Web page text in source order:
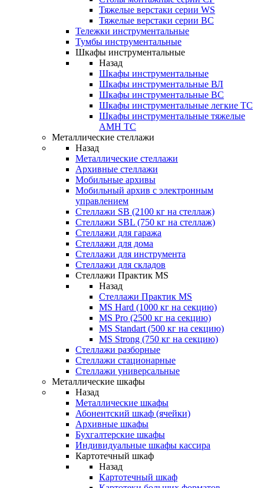
Тяжелые верстаки серии WS
Тяжелые верстаки серии ВС
Тележки инструментальные
Тумбы инструментальные
Шкафы инструментальные
Назад
Шкафы инструментальные
Шкафы инструментальные ВЛ
Шкафы инструментальные ВС
Шкафы инструментальные легкие ТС
Шкафы инструментальные тяжелые
AMH TC
Металлические стеллажи
Назад
Металлические стеллажи
Архивные стеллажи
Мобильные архивы
Мобильный архив с электронным
управлением
Стеллажи SB (2100 кг на стеллаж)
Стеллажи SBL (750 кг на стеллаж)
Стеллажи для гаража
Стеллажи для дома
Стеллажи для инструмента
Стеллажи для складов
Стеллажи Практик MS
Назад
Стеллажи Практик MS
MS Hard (1000 кг на секцию)
MS Pro (2500 кг на секцию)
MS Standart (500 кг на секцию)
MS Strong (750 кг на секцию)
Стеллажи разборные
Стеллажи стационарные
Стеллажи универсальные
Металлические шкафы
Назад
Металлические шкафы
Абонентский шкаф (ячейки)
Архивные шкафы
Бухгалтерские шкафы
Индивидуальные шкафы кассира
Картотечный шкаф
Назад
Картотечный шкаф